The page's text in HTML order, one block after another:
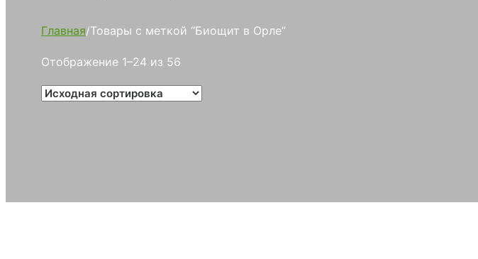
Главная/Товары с меткой “Биощит в Орле”
Отображение 1–24 из 56